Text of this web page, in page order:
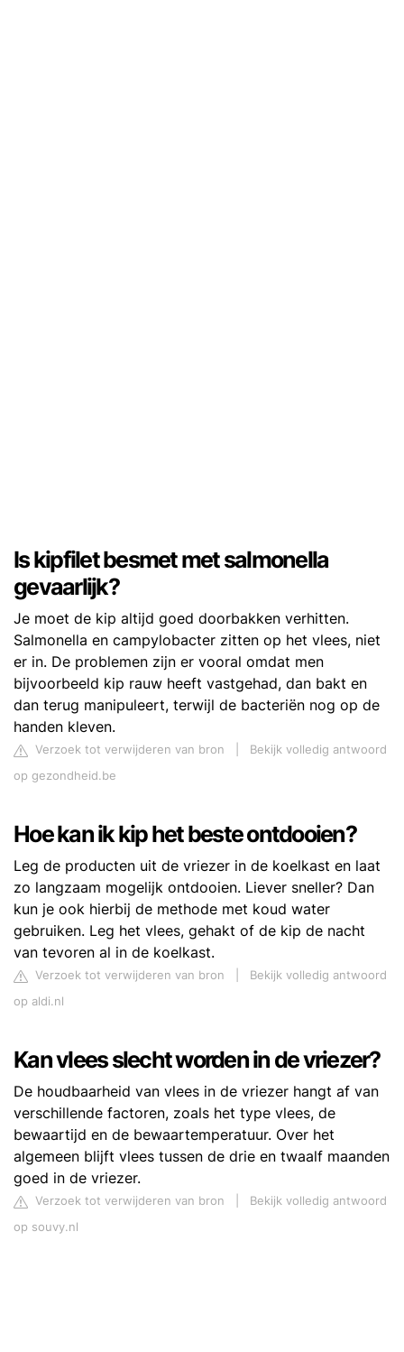
Is kipfilet besmet met salmonella
gevaarlijk?
Je moet de kip altijd goed doorbakken verhitten.
Salmonella en campylobacter zitten op het vlees, niet
er in. De problemen zijn er vooral omdat men
bijvoorbeeld kip rauw heeft vastgehad, dan bakt en
dan terug manipuleert, terwijl de bacteriën nog op de
handen kleven.
Verzoek tot verwijderen van bron
Bekijk volledig antwoord
op gezondheid.be
Hoe kan ik kip het beste ontdooien?
Leg de producten uit de vriezer in de koelkast en laat
zo langzaam mogelijk ontdooien. Liever sneller? Dan
kun je ook hierbij de methode met koud water
gebruiken. Leg het vlees, gehakt of de kip de nacht
van tevoren al in de koelkast.
Verzoek tot verwijderen van bron
Bekijk volledig antwoord
op aldi.nl
Kan vlees slecht worden in de vriezer?
De houdbaarheid van vlees in de vriezer hangt af van
verschillende factoren, zoals het type vlees, de
bewaartijd en de bewaartemperatuur. Over het
algemeen blijft vlees tussen de drie en twaalf maanden
goed in de vriezer.
Verzoek tot verwijderen van bron
Bekijk volledig antwoord
op souvy.nl